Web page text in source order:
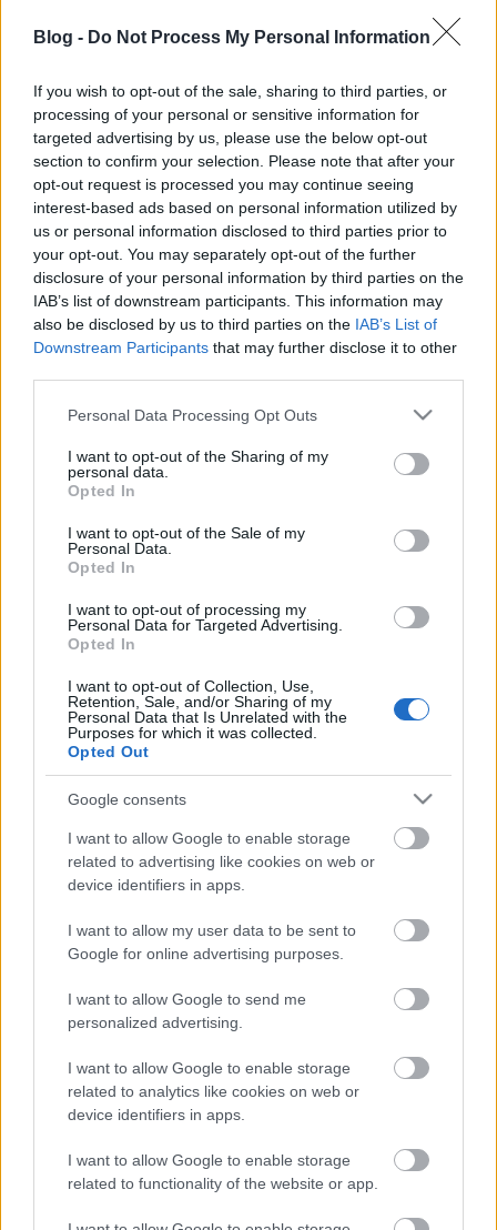
Blog - Do Not Process My Personal Information
If you wish to opt-out of the sale, sharing to third parties, or
processing of your personal or sensitive information for
targeted advertising by us, please use the below opt-out
section to confirm your selection. Please note that after your
opt-out request is processed you may continue seeing
interest-based ads based on personal information utilized by
us or personal information disclosed to third parties prior to
your opt-out. You may separately opt-out of the further
disclosure of your personal information by third parties on the
IAB’s list of downstream participants. This information may
also be disclosed by us to third parties on the IAB’s List of
Downstream Participants that may further disclose it to other
Please note that this website/app uses one or more Google
not limited to your visit or usage behaviour. You may click to
grant or deny consent to Google and its third-party tags to
use your data for below specified purposes in below Google
consent section.
Personal Data Processing Opt Outs
I want to opt-out of the Sharing of my
personal data.
Opted In
I want to opt-out of the Sale of my
Personal Data.
Opted In
I want to opt-out of processing my
Personal Data for Targeted Advertising.
Opted In
I want to opt-out of Collection, Use,
Retention, Sale, and/or Sharing of my
Personal Data that Is Unrelated with the
Purposes for which it was collected.
Opted Out
Google consents
I want to allow Google to enable storage
related to advertising like cookies on web or
device identifiers in apps.
I want to allow my user data to be sent to
Google for online advertising purposes.
I want to allow Google to send me
personalized advertising.
I want to allow Google to enable storage
related to analytics like cookies on web or
device identifiers in apps.
I want to allow Google to enable storage
related to functionality of the website or app.
Megadja szakmája... Hát azt nem tudom. De akármi,
az FC Dabasba beférnének, és nem mindeki férne
bele az FC Dabasba. Demeter viszont azt gondolja
magáról, hogy tulajdonképpen játszhatna ő a
Chelsea-ben vagy a Juve-ben is, talán nem a
kezdőben, de néha a nyolcvanharmadik percben
behozhatná a Mester. Tényleg elhiszi. Nem képes
felfogni, hogy nemhogy a Chelsea, de a Kisvárda
közelébe sem kerülhetne.
Azt képtelen felfogni, hogy attól, hogy őt felrakta az
Orbán Viktor a polcra, még nem lett baracklekvár.
Pedig nem tűnik tipikus kultúrkomisszár
kiadott Prejudice (nem Wass Albi bácsi bajuszkötője,
hanem Prejudice) kötet, amit Amerikában fognak
terjeszteni, olyan, hogyha meglátja Schmidt Mari
nénénk, azonnal őrjöngve veti ki magát a Terror
Háza magasföldszintjéről. Tóth Krisztina és Noam
Chomsky eleve apage satanas (szerintem Demeter
nem nézett utána a Roxana Gay-nek, de ha igen, és
kötetbe, akkor azért leírunk neki egy-két fűtőt), de a
témaválasztás, orbánmagyarországon eleve nem
Amikor egy olyan embert nevezett meg a
legnagyobb élő magyar költőnek (mondjuk nincs
ezzel egyedül), aki a Kárpátduna-Nagyhazáról,
futballokosországról, népek Krisztusáról azt írta,
"gonosz lettél vak és régi, egy elbutult idegen néni,
aki gyűlöletbe burkolózva még ezer évig akar élni.
talán még kockázatot is vállalt, szerencsére Bayer és
Szentesizöld nem olvas, csak ír.
Demeter komplexebb probléma, mint aminek
látszik. Egyáltalán nem olyan sötét és gonosz figura,
mint amilyennek jó látni, csak nagyon sokat kellett
volna még dolgoznia, hogy elérje a közepes szintet.
Demeter egy magyar probléma, igazi magyar
probléma, nem erdélyi, nem NER, hanem magyar, és
még sokáig velünk lesz ez a probléma, akkor is,
amikor Demeter Szilárd már régen a biharkeresztúri
kultúrban fogja a helyi kompótfőző szakkör után a
villanyt kapcsolászni.